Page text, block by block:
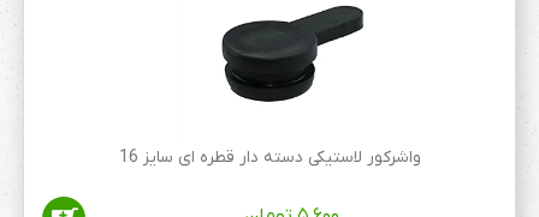
واشرکور لاستیکی دسته دار قطره ای سایز 16